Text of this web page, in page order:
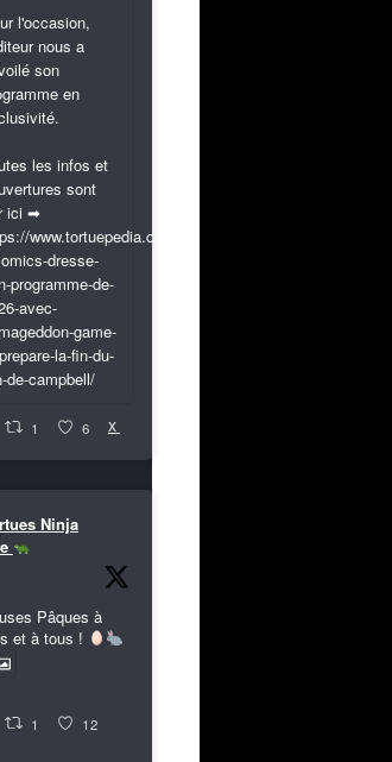
l'occasion,
nous a
son
en
les infos et
sont
ici ➡
www.tortuepedia.com/2026/03/31/exclusif-
dresse-
programme-de-
avec-
game-
la-fin-du-
de-campbell/
1 6 X
Ninja
Pâques à
et à tous !
1 12